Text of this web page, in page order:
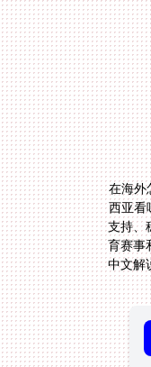
在海外
西亚看
中文解